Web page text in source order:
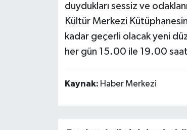
duydukları sessiz ve
Kültür Merkezi
kadar geçerli olacak yeni
her gün 15.00 ile 19.00
Kaynak: Haber Merkezi